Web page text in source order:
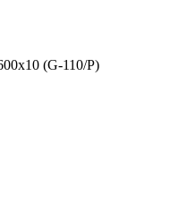
(G-110/P)